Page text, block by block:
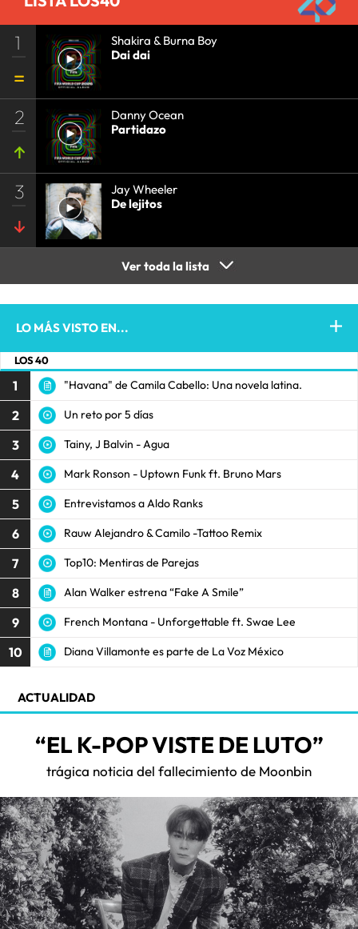
1
Shakira & Burna Boy
Dai dai
2
Danny Ocean
Partidazo
3
Jay Wheeler
De lejitos
Ver toda la lista
LO MÁS VISTO EN...
LOS 40
1 "Havana" de Camila Cabello: Una novela latina.
2 Un reto por 5 días
3 Tainy, J Balvin - Agua
4 Mark Ronson - Uptown Funk ft. Bruno Mars
5 Entrevistamos a Aldo Ranks
6 Rauw Alejandro & Camilo -Tattoo Remix
7 Top10: Mentiras de Parejas
8 Alan Walker estrena “Fake A Smile”
9 French Montana - Unforgettable ft. Swae Lee
10 Diana Villamonte es parte de La Voz México
ACTUALIDAD
“EL K-POP VISTE DE LUTO”
trágica noticia del fallecimiento de Moonbin